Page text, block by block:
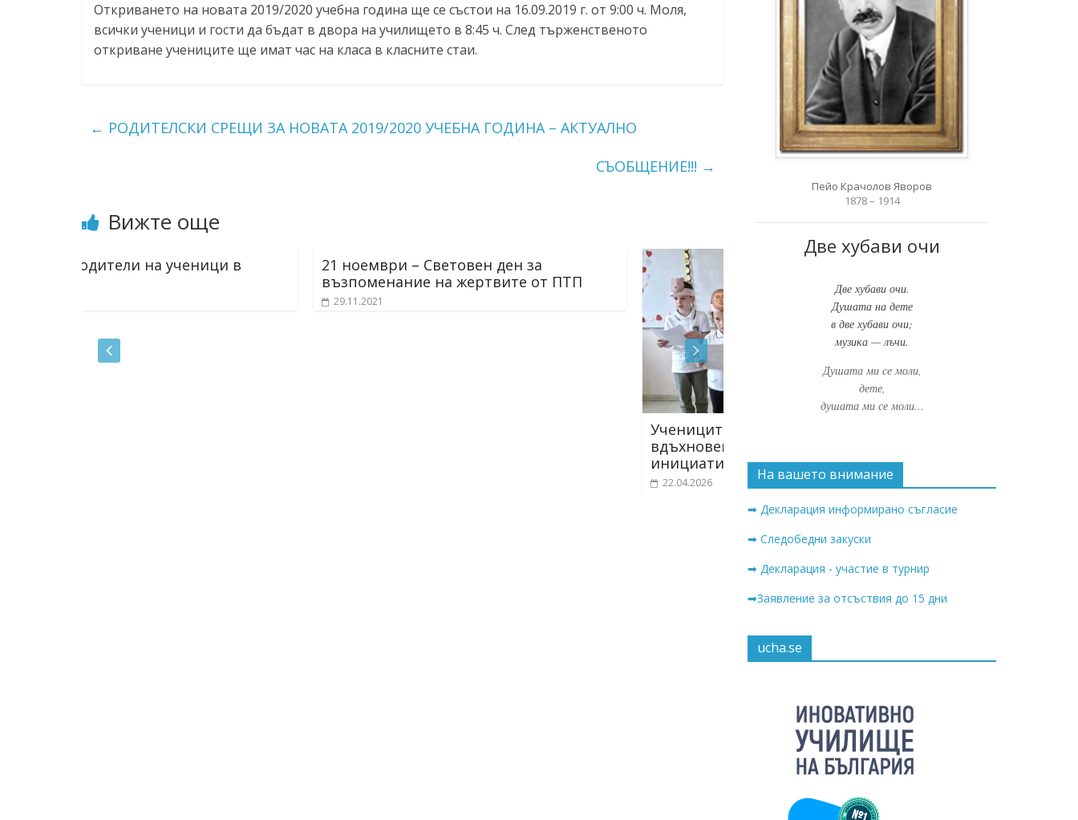
Откриването на новата 2019/2020 учебна година ще се състои на 16.09.2019 г. от 9:00 ч. Моля,
всички ученици и гости да бъдат в двора на училището в 8:45 ч. След търженственото
откриване учениците ще имат час на класа в класните стаи.
← РОДИТЕЛСКИ СРЕЩИ ЗА НОВАТА 2019/2020 УЧЕБНА ГОДИНА – АКТУАЛНО
СЪОБЩЕНИЕ!!! →
Вижте още
21 ноември – Световен ден за
възпоменание на жертвите от ПТП
Учениците от 1. „Б“ клас се включиха с
инициативата „Походът на книгите“
СЪСТЕЗАНИЕ „ЕВРОПЕЙСКО КЕНГУРУ“
15.02.2018
Пейо Крачолов Яворов
1878 – 1914
Две хубави очи
Две хубави очи.
Душата на дете
в две хубави очи;
музика — лъчи.
Душата ми се моли,
дете,
душата ми се моли...
На вашето внимание
➡ Декларация информирано съгласие
➡ Следобедни закуски
➡ Декларация - участие в турнир
➡Заявление за отсъствия до 15 дни
ucha.se